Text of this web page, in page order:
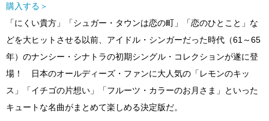
購入する＞
「にくい貴方」「シュガー・タウンは恋の町」「恋のひとこと」な
どを大ヒットさせる以前、アイドル・シンガーだった時代（61～65
年）のナンシー・シナトラの初期シングル・コレクションが遂に登
場！ 日本のオールディーズ・ファンに大人気の「レモンのキッ
ス」「イチゴの片想い」「フルーツ・カラーのお月さま」といった
キュートな名曲がまとめて楽しめる決定版だ。